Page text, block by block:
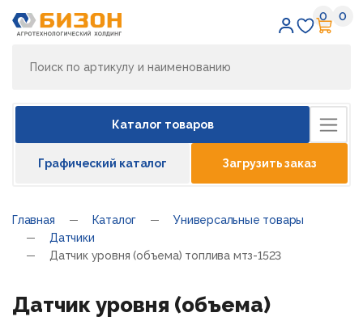
0 0
Каталог товаров
Графический каталог Загрузить заказ
Главная Каталог
Универсальные товары
Датчики
Датчик уровня (объема) топлива мтз-1523
Датчик уровня (объема)